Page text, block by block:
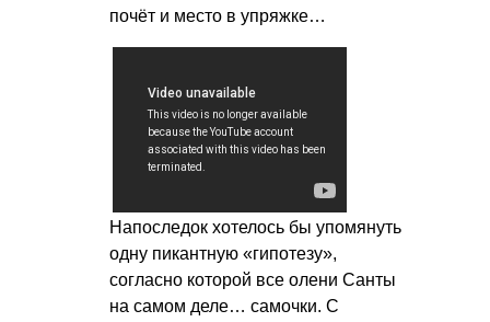
почёт и место в упряжке…
Напоследок хотелось бы упомянуть
одну пикантную «гипотезу»,
согласно которой все олени Санты
на самом деле… самочки. С